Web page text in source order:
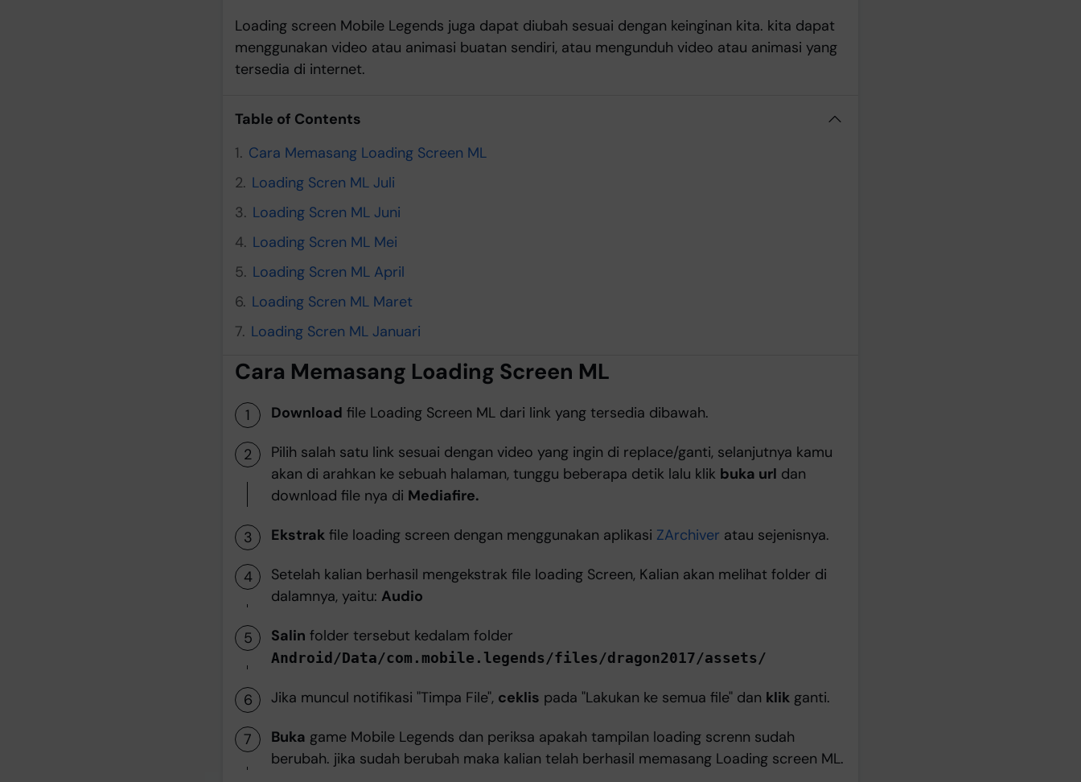
Loading screen Mobile Legends juga dapat diubah sesuai dengan keinginan kita. kita dapat
menggunakan video atau animasi buatan sendiri, atau mengunduh video atau animasi yang
tersedia di internet.
Table of Contents
Cara Memasang Loading Screen ML
Loading Scren ML Juli
Loading Scren ML Juni
Loading Scren ML Mei
Loading Scren ML April
Loading Scren ML Maret
Loading Scren ML Januari
Cara Memasang Loading Screen ML
Download file Loading Screen ML dari link yang tersedia dibawah.
Pilih salah satu link sesuai dengan video yang ingin di replace/ganti, selanjutnya kamu
akan di arahkan ke sebuah halaman, tunggu beberapa detik lalu klik buka url dan
download file nya di Mediafire.
Ekstrak file loading screen dengan menggunakan aplikasi ZArchiver atau sejenisnya.
Setelah kalian berhasil mengekstrak file loading Screen, Kalian akan melihat folder di
dalamnya, yaitu: Audio
Salin folder tersebut kedalam folder
Android/Data/com.mobile.legends/files/dragon2017/assets/
Jika muncul notifikasi "Timpa File", ceklis pada "Lakukan ke semua file" dan klik ganti.
Buka game Mobile Legends dan periksa apakah tampilan loading screnn sudah
berubah. jika sudah berubah maka kalian telah berhasil memasang Loading screen ML.